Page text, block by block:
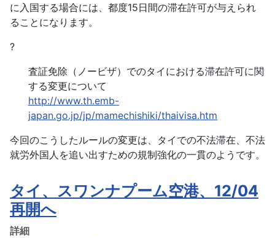
に入国する場合には、都度15日間の滞在許可が与えられ
ることになります。
?
査証免除（ノービザ）でのタイにおける滞在許可に関
する変更について
http://www.th.emb-
japan.go.jp/jp/mamechishiki/thaivisa.htm
今回のこうしたルールの変更は、タイでの不法滞在、不法
就労外国人を追い出すための規制強化の一貫のようです。
タイ、スワンナプーム空港、12/04
再開へ
詳細